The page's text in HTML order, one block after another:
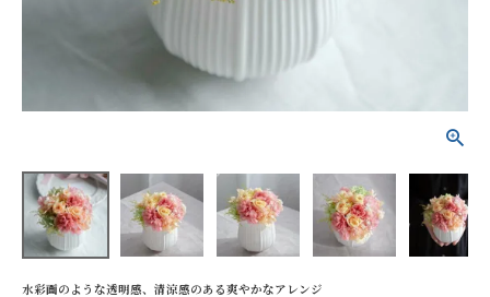
アクアレル(M)/ピーチ
花色で探す
水彩画のような透明感、清涼感のある爽やかなアレンジ